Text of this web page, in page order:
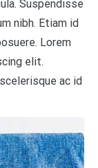
Suspendisse
nibh. Etiam id
Lorem
elit.
ac id